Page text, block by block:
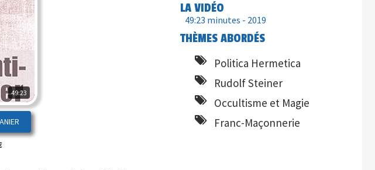
49:23
LA VIDÉO
49:23 minutes - 2019
THÈMES ABORDÉS
Politica Hermetica
Rudolf Steiner
Occultisme et Magie
Franc-Maçonnerie